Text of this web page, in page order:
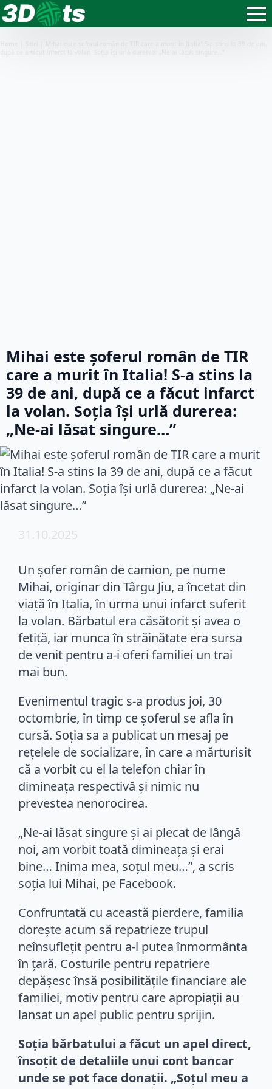
Mihai este șoferul român de TIR
care a murit în Italia! S-a stins la
39 de ani, după ce a făcut infarct
la volan. Soția își urlă durerea:
„Ne-ai lăsat singure…”
31.10.2025
Un șofer român de camion, pe nume
Mihai, originar din Târgu Jiu, a încetat din
viață în Italia, în urma unui infarct suferit
la volan. Bărbatul era căsătorit și avea o
fetiță, iar munca în străinătate era sursa
de venit pentru a-i oferi familiei un trai
mai bun.
Evenimentul tragic s-a produs joi, 30
octombrie, în timp ce șoferul se afla în
cursă. Soția sa a publicat un mesaj pe
rețelele de socializare, în care a mărturisit
că a vorbit cu el la telefon chiar în
dimineața respectivă și nimic nu
prevestea nenorocirea.
„Ne-ai lăsat singure și ai plecat de lângă
noi, am vorbit toată dimineața și erai
bine… Inima mea, soțul meu…”, a scris
soția lui Mihai, pe Facebook.
Confruntată cu această pierdere, familia
dorește acum să repatrieze trupul
neînsuflețit pentru a-l putea înmormânta
în țară. Costurile pentru repatriere
depășesc însă posibilitățile financiare ale
familiei, motiv pentru care apropiații au
lansat un apel public pentru sprijin.
Soția bărbatului a făcut un apel direct,
însoțit de detaliile unui cont bancar
unde se pot face donații. „Soțul meu a